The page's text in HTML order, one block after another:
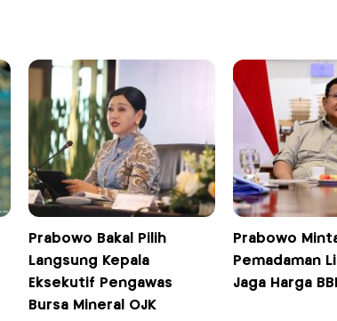
Prabowo Bakal Pilih
Langsung Kepala
Eksekutif Pengawas
Bursa Mineral OJK
Prabowo
Pemadaman
Jaga Harga